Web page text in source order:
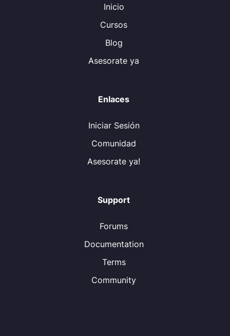
Inicio
Cursos
Blog
Asesorate ya
Enlaces
Iniciar Sesión
Comunidad
Asesorate ya!
Support
Forums
Documentation
Terms
Community